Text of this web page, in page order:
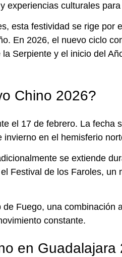
experiencias culturales
esta festividad se rige por
En 2026, el nuevo ciclo
Serpiente y el inicio del
Chino 2026?
el 17 de febrero. La fecha
en el hemisferio
se extiende
Festival de los Faroles, un
Fuego, una combinación
constante.
en Guadalajara